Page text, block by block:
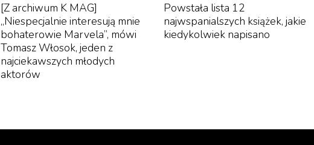
[Z archiwum K MAG]
„Niespecjalnie interesują mnie
bohaterowie Marvela”, mówi
Tomasz Włosok, jeden z
najciekawszych młodych
aktorów
Powstała lista 12
najwspanialszych książek, jakie
kiedykolwiek napisano